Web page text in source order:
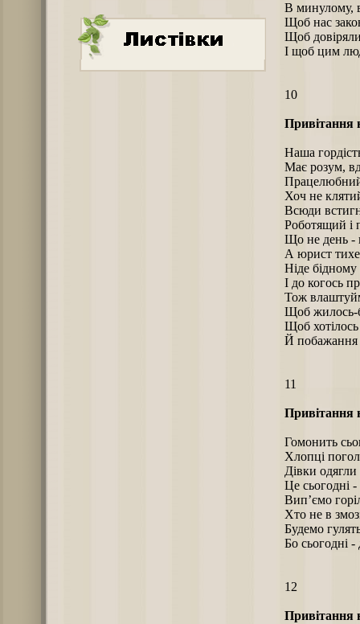
В минулому,
Щоб нас
Щоб
І щоб цим
10
Привітання
Наша
Має розум,
Працелюбний
Хоч не
Всюди
Роботящий і
Що не день -
А юрист
Ніде бідному
І до когось
Тож
Щоб жилось-
Щоб хотілось
Й побажання
11
Привітання
Гомонить
Хлопці
Дівки
Це сьогодні
Вип’ємо
Хто не в
Будемо
Бо сьогодні
12
Привітання